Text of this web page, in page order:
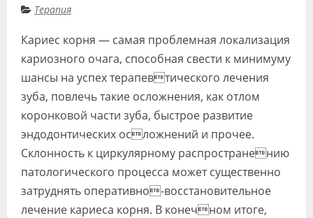
Видео
Форум
Специалисты
Галерея
Блоги
Лаборатории
Терапия
Кариес корня — самая проблемная локализация
кариозного очага, способная свести к минимуму
шансы на успех терапевтического лечения
зуба, повлечь такие осложнения, как отлом
коронковой части зуба, быстрое развитие
эндодонтических осложнений и прочее.
Склонность к циркулярному распространению
патологического процесса может существенно
затруднять оперативно-восстановительное
лечение кариеса корня. В конечном итоге,